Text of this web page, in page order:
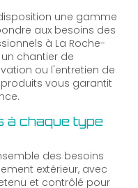
une gamme
aux besoins des
à La Roche-
chantier de
ou l'entretien de
vous garantit
à chaque type
des besoins
extérieur, avec
et contrôlé pour